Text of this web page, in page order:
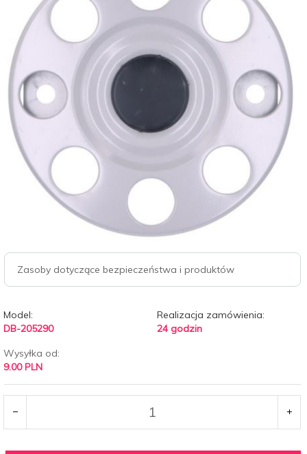
Zasoby dotyczące bezpieczeństwa i produktów
Model:
DB-205290
Realizacja zamówienia:
24 godzin
Wysyłka od:
9.00 PLN